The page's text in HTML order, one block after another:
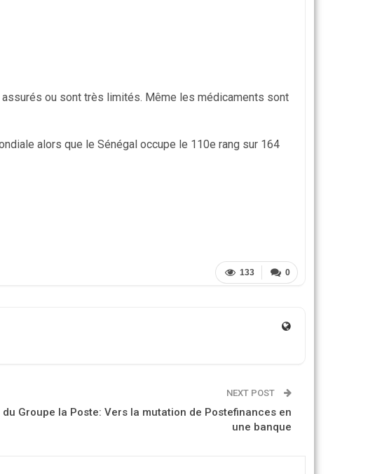
ou sont très limités. Même les médicaments sont
alors que le Sénégal occupe le 110e rang sur 164
0
133
NEXT POST
Groupe la Poste: Vers la mutation de Postefinances en
une banque